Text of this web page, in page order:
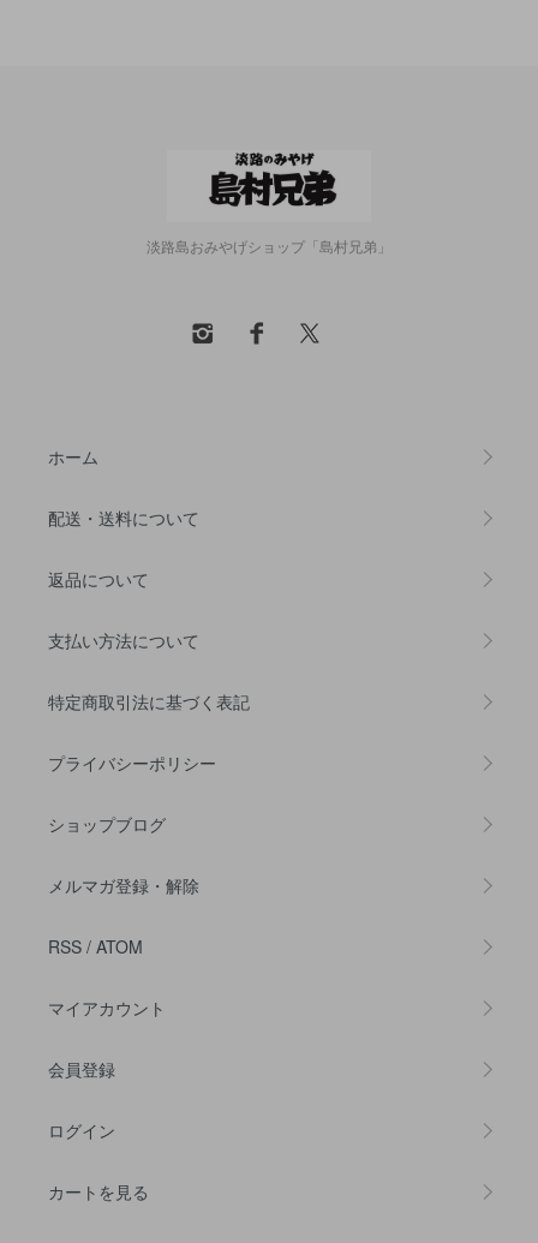
淡路島おみやげショップ「島村兄弟」
ホーム
配送・送料について
返品について
支払い方法について
特定商取引法に基づく表記
プライバシーポリシー
ショップブログ
メルマガ登録・解除
RSS / ATOM
マイアカウント
会員登録
ログイン
カートを見る